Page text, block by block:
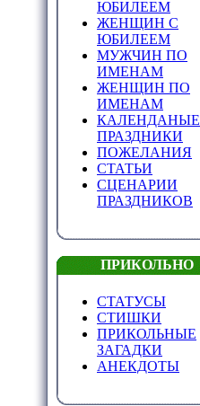
ЮБИЛЕЕМ
ЖЕНЩИН С
ЮБИЛЕЕМ
МУЖЧИН ПО
ИМЕНАМ
ЖЕНЩИН ПО
ИМЕНАМ
КАЛЕНДАНЫЕ
ПРАЗДНИКИ
ПОЖЕЛАНИЯ
СТАТЬИ
СЦЕНАРИИ
ПРАЗДНИКОВ
ПРИКОЛЬНО
СТАТУСЫ
СТИШКИ
ПРИКОЛЬНЫЕ
ЗАГАДКИ
АНЕКДОТЫ